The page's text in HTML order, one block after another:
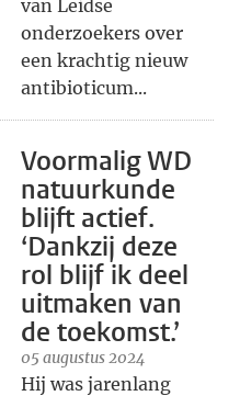
van Leidse
onderzoekers over
een krachtig nieuw
antibioticum...
Voormalig WD
natuurkunde
blijft actief.
‘Dankzij deze
rol blijf ik deel
uitmaken van
de toekomst.’
05 augustus 2024
Hij was jarenlang